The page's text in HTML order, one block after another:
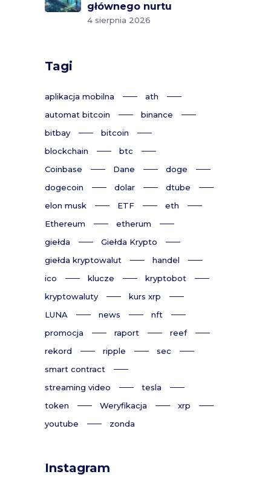
głównego nurtu
4 sierpnia 2026
Tagi
aplikacja mobilna
ath
automat bitcoin
binance
bitbay
bitcoin
blockchain
btc
Coinbase
Dane
doge
dogecoin
dolar
dtube
elon musk
ETF
eth
Ethereum
etherum
giełda
Giełda Krypto
giełda kryptowalut
handel
ico
klucze
kryptobot
kryptowaluty
kurs xrp
LUNA
news
nft
promocja
raport
reef
rekord
ripple
sec
smart contract
streaming video
tesla
token
Weryfikacja
xrp
youtube
zonda
Instagram